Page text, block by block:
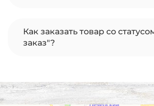
Как заказать товар со
заказ"?